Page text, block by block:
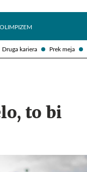
Druga kariera Prek meja
OLIMPIZEM
to bi